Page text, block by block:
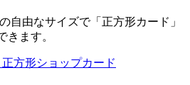
自由なサイズで「正方形カード」
きます。
方形ショップカード